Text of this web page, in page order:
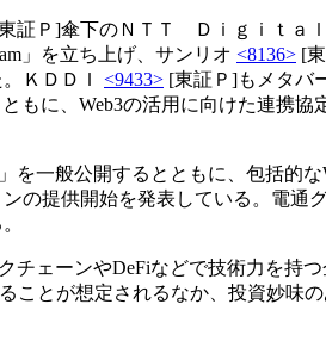
証Ｐ]傘下のＮＴＴ Ｄｉｇｉｔａ
」を立ち上げ、サンリオ <8136> [
ＫＤＤＩ <9433> [東証Ｐ]もメタバ
もに、Web3の活用に向けた連携協
一般公開するとともに、包括的
の提供開始を発表している。電通
ェーンやDeFiなどで技術力を持
ことが想定されるなか、投資妙味